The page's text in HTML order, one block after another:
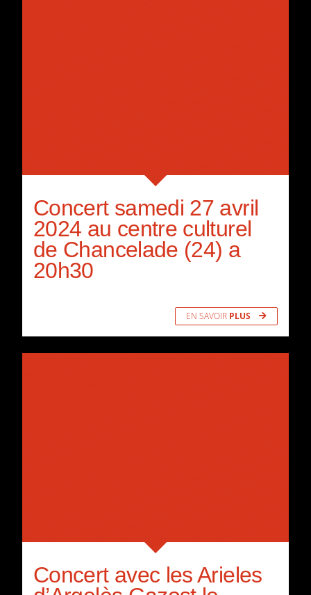
Concert samedi 27 avril
2024 au centre culturel
de Chancelade (24) a
20h30
EN SAVOIR PLUS
Concert avec les Arieles